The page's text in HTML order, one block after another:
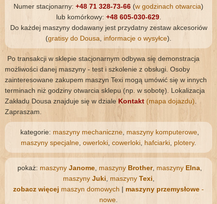
Numer stacjonarny: +48 71 328-73-66 (w godzinach otwarcia)
lub komórkowy: +48 605-030-629.
Do każdej maszyny dodawany jest przydatny zestaw akcesoriów
(gratisy do Dousa informacje o wysyłce).
Po transakcji w sklepie stacjonarnym odbywa się demonstracja
możliwości danej maszyny - test i szkolenie z obsługi. Osoby
zainteresowane zakupem maszyn Texi mogą umówić się w innych
terminach niż godziny otwarcia sklepu (np. w sobotę). Lokalizacja
Zakładu Dousa znajduje się w dziale Kontakt (mapa dojazdu)
Zapraszam.
kategorie: maszyny mechaniczne maszyny komputerowe
maszyny specjalne owerloki cowerloki hafciarki plotery.
pokaż: maszyny Janome maszyny Brother, maszyny Elna
maszyny Juki maszyny Texi
zobacz więcej maszyn domowych | maszyny przemysłowe -
nowe